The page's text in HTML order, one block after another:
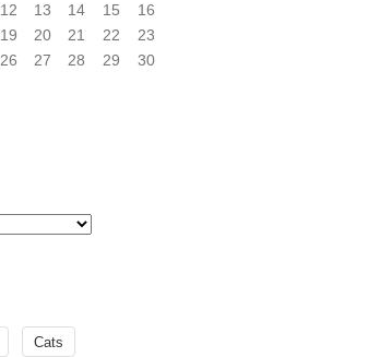
12 13 14 15
16
19 20 21 22
23
26 27 28 29
30
Cats